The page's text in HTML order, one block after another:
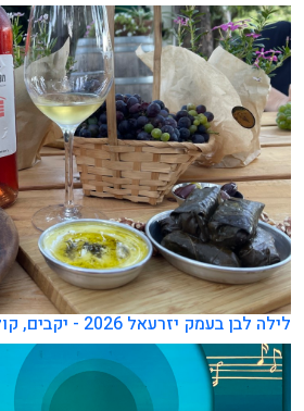
לילה לבן בעמק יזרעאל 2026 - יקבים, קולינריה ואירועי קיץ